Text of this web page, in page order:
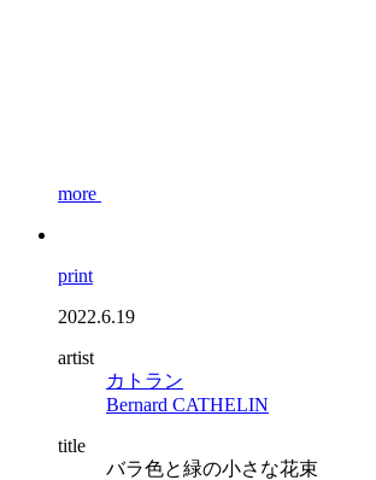
more
print
2022.6.19
artist
カトラン
Bernard CATHELIN
title
バラ色と緑の小さな花束